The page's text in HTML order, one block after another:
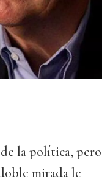
la política, pero
mirada le